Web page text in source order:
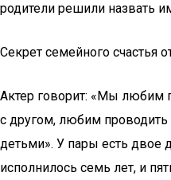
родители решили назвать
Секрет семейного счастья
Актер говорит: «Мы любим
с другом, любим
детьми». У пары есть двое
исполнилось семь лет, и